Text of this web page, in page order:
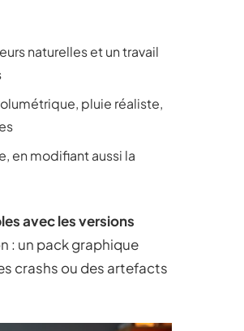
naturelles et un travail
pluie réaliste,
en modifiant aussi la
avec les versions
: un pack graphique
crashs ou des artefacts